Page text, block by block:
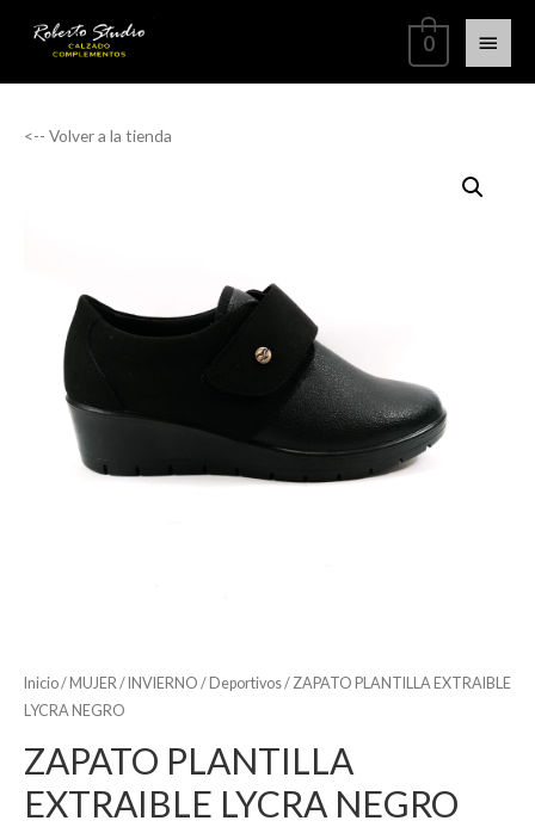
0
<-- Volver a la tienda
Inicio/ MUJER / INVIERNO / Deportivos/ ZAPATO PLANTILLA EXTRAIBLE
LYCRA NEGRO
ZAPATO PLANTILLA
EXTRAIBLE LYCRA NEGRO